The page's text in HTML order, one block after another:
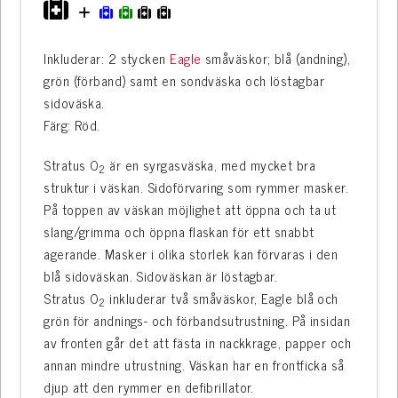
Inkluderar: 2 stycken Eagle småväskor; blå (andning),
grön (förband) samt en sondväska och löstagbar
sidoväska.
Färg: Röd.
Stratus O2 är en syrgasväska, med mycket bra
struktur i väskan. Sidoförvaring som rymmer masker.
På toppen av väskan möjlighet att öppna och ta ut
slang/grimma och öppna flaskan för ett snabbt
agerande. Masker i olika storlek kan förvaras i den
blå sidoväskan. Sidoväskan är löstagbar.
Stratus O2 inkluderar två småväskor, Eagle blå och
grön för andnings- och förbandsutrustning. På insidan
av fronten går det att fästa in nackkrage, papper och
annan mindre utrustning. Väskan har en frontficka så
djup att den rymmer en defibrillator.